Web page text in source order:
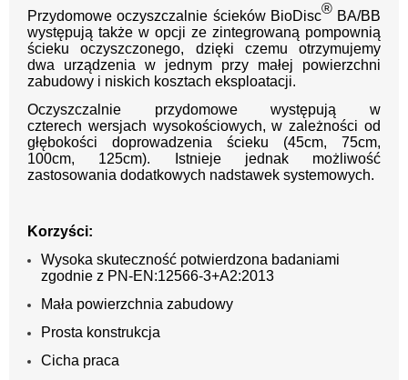
Przydomowe oczyszczalnie ścieków BioDisc® BA/BB
występują także w opcji ze zintegrowaną pompownią
ścieku oczyszczonego, dzięki czemu otrzymujemy
dwa urządzenia w jednym przy małej powierzchni
zabudowy i niskich kosztach eksploatacji.
Oczyszczalnie przydomowe występują w
czterech wersjach wysokościowych, w zależności od
głębokości doprowadzenia ścieku (45cm, 75cm,
100cm, 125cm). Istnieje jednak możliwość
zastosowania dodatkowych nadstawek systemowych.
Korzyści:
Wysoka skuteczność potwierdzona badaniami
zgodnie z PN-EN:12566-3+A2:2013
Mała powierzchnia zabudowy
Prosta konstrukcja
Cicha praca